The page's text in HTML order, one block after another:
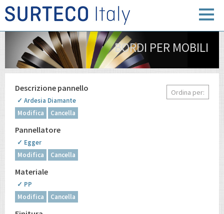
BORDI PER MOBILI
Descrizione pannello
✓ Ardesia Diamante
Modifica
Cancella
Pannellatore
✓ Egger
Modifica
Cancella
Materiale
✓ PP
Modifica
Cancella
Ordina per: